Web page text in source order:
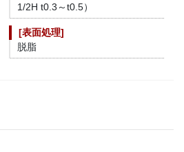
1/2H t0.3～t0.5）
[表面処理]
脱脂